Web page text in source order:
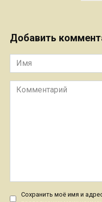
Добавить
Имя
Комментарий
Сохранить моё имя и